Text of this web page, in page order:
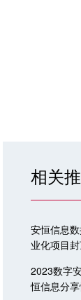
相关
安恒信息
业化项目
2023数字
恒信息分